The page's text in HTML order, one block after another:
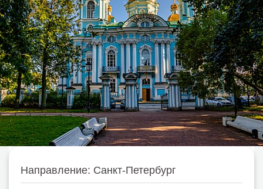
Направление: Санкт-Петербург